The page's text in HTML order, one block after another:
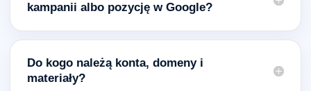
kampanii albo pozycję w Google?
Do kogo należą konta, domeny i
materiały?